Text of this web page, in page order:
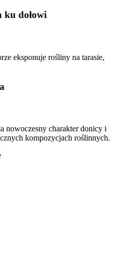
ku dołowi
eksponuje rośliny na tarasie,
nowoczesny charakter donicy i
kompozycjach roślinnych.